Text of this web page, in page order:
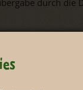
durch die
des DHL
sich das
und
bewegen